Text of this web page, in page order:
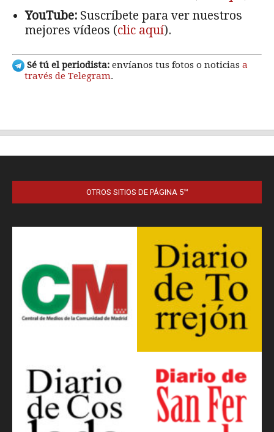
OTROS SITIOS DE PÁGINA 5™